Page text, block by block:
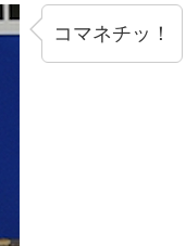
コマネチッ！